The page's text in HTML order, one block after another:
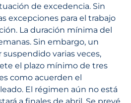
de excedencia. Sin
excepciones para el trabajo
La duración mínima del
Sin embargo, un
varias veces,
el plazo mínimo de tres
como acuerden el
El régimen aún no está